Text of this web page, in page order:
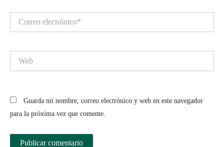
electrónico*
Guarda mi nombre, correo electrónico y web en este navegador
para la próxima vez que comente.